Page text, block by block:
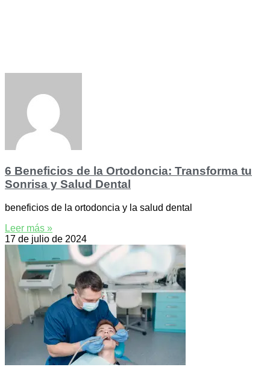
6 Beneficios de la Ortodoncia: Transforma tu
Sonrisa y Salud Dental
beneficios de la ortodoncia y la salud dental
Leer más »
17 de julio de 2024